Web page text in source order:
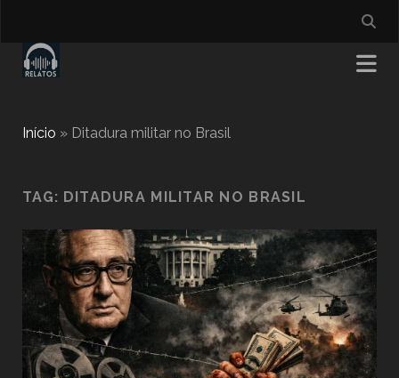
Início » Ditadura militar no Brasil
TAG: DITADURA MILITAR NO BRASIL